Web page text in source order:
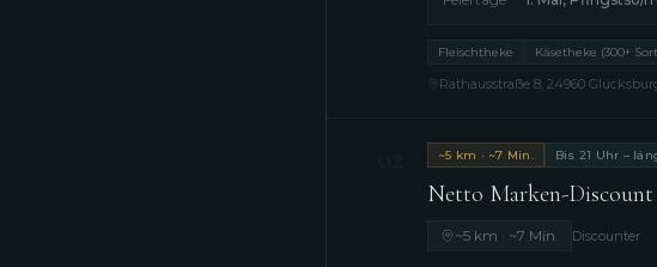
Fleischtheke Käsetheke (300+
Rathausstraße 8, 24960
~5 km · ~7 Min. Bis 21 Uhr –
Netto Marken-
~5 km · ~7 Min. Discounter